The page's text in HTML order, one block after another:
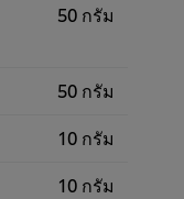
50 กรัม
50 กรัม
10 กรัม
10 กรัม